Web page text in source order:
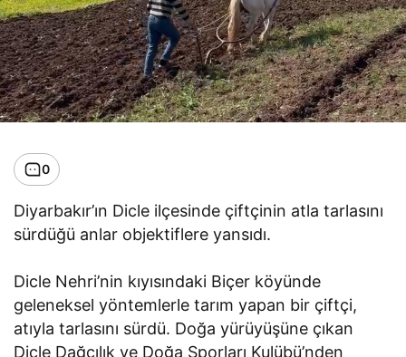
0
Diyarbakır’ın Dicle ilçesinde çiftçinin atla tarlasını
sürdüğü anlar objektiflere yansıdı.
Dicle Nehri’nin kıyısındaki Biçer köyünde
geleneksel yöntemlerle tarım yapan bir çiftçi,
atıyla tarlasını sürdü. Doğa yürüyüşüne çıkan
Dicle Dağcılık ve Doğa Sporları Kulübü’nden